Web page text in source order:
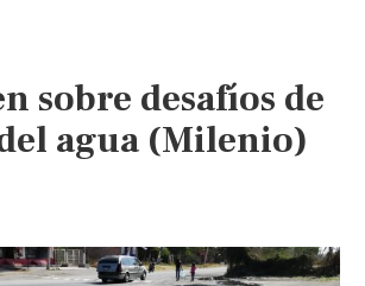
financiar
guerra:
los
gobiernos?
sobre desafíos de
agua (Milenio)